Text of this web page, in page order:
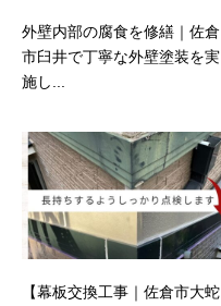
外壁内部の腐食を修繕｜佐倉
市臼井で丁寧な外壁塗装を実
施し...
【幕板交換工事｜佐倉市大蛇